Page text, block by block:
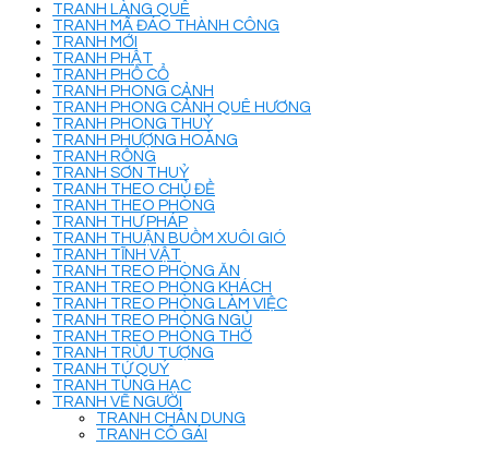
TRANH LÀNG QUÊ
TRANH MÃ ĐÁO THÀNH CÔNG
TRANH MỚI
TRANH PHẬT
TRANH PHỐ CỔ
TRANH PHONG CẢNH
TRANH PHONG CẢNH QUÊ HƯƠNG
TRANH PHONG THUỶ
TRANH PHƯỢNG HOÀNG
TRANH RỒNG
TRANH SƠN THUỶ
TRANH THEO CHỦ ĐỀ
TRANH THEO PHÒNG
TRANH THƯ PHÁP
TRANH THUẬN BUỒM XUÔI GIÓ
TRANH TĨNH VẬT
TRANH TREO PHÒNG ĂN
TRANH TREO PHÒNG KHÁCH
TRANH TREO PHÒNG LÀM VIỆC
TRANH TREO PHÒNG NGỦ
TRANH TREO PHÒNG THỜ
TRANH TRỪU TƯỢNG
TRANH TỨ QUÝ
TRANH TÙNG HẠC
TRANH VẼ NGƯỜI
TRANH CHÂN DUNG
TRANH CÔ GÁI